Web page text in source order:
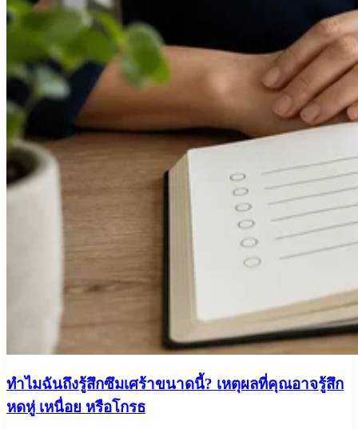
ทำไมฉันถึงรู้สึกซึมเศร้าขนาดนี้? เหตุผลที่คุณอาจรู้สึก
หดหู่ เหนื่อย หรือโกรธ